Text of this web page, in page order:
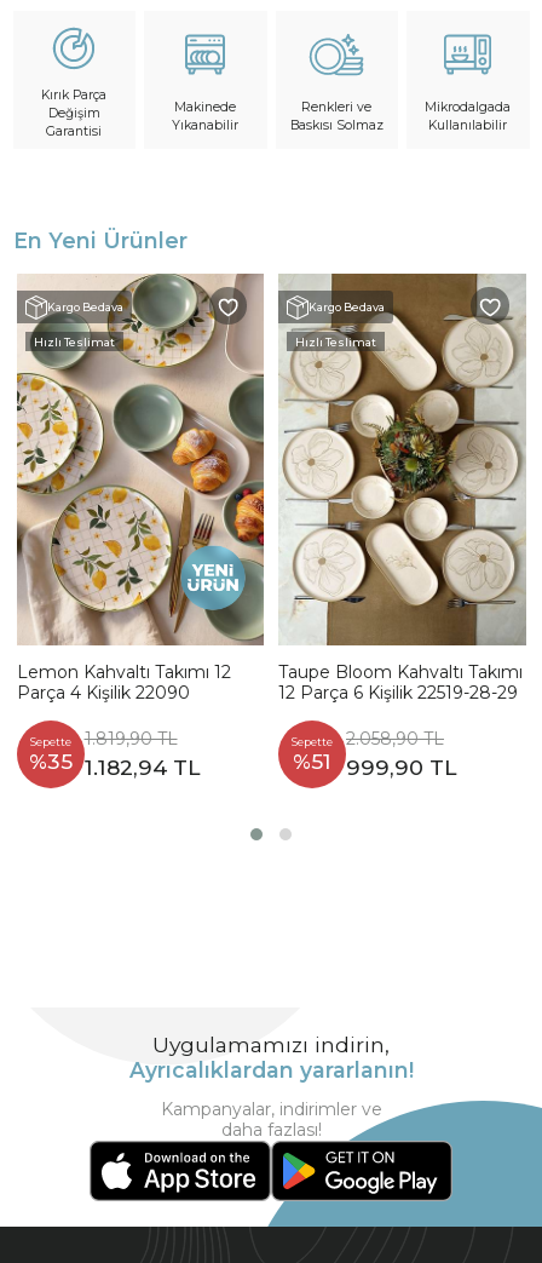
Kırık Parça
Değişim
Garantisi
Makinede
Yıkanabilir
Renkleri ve
Baskısı Solmaz
Mikrodalgada
Kullanılabilir
En Yeni Ürünler
Kargo Bedava
Hızlı Teslimat
Lemon Kahvaltı Takımı 12
Parça 4 Kişilik 22090
Sepette
%35
1.819,90 TL
1.182,94 TL
Kargo Bedava
Hızlı Teslimat
Taupe Bloom Kahvaltı Takımı
12 Parça 6 Kişilik 22519-28-29
Sepette
%51
2.058,90 TL
999,90 TL
Uygulamamızı indirin,
Ayrıcalıklardan yararlanın!
Kampanyalar, indirimler ve
daha fazlası!